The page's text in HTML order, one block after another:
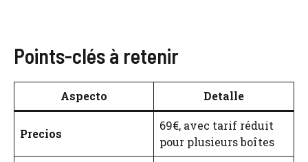
Points-clés à retenir
Aspecto Detalle
Precios
69€, avec tarif réduit
pour plusieurs boîtes